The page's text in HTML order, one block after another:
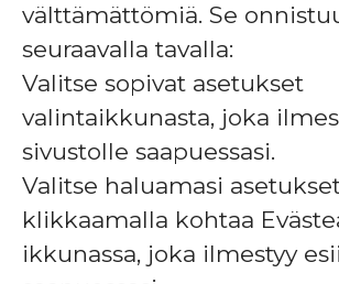
välttämättömiä. Se
seuraavalla tavalla:
Valitse sopivat asetukset
valintaikkunasta, joka
sivustolle saapuessasi.
Valitse haluamasi
klikkaamalla kohtaa
ikkunassa, joka ilmestyy